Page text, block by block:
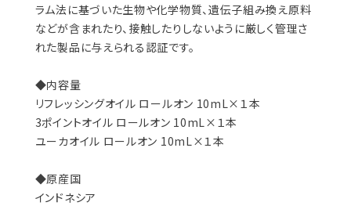
ラム法に基づいた生物や化学物質、遺伝子組み換え原料
などが含まれたり、接触したりしないように厳しく管理さ
れた製品に与えられる認証です。
◆内容量
リフレッシングオイル ロールオン 10mL×１本
3ポイントオイル ロールオン 10mL×１本
ユーカオイル ロールオン 10mL×１本
◆原産国
インドネシア